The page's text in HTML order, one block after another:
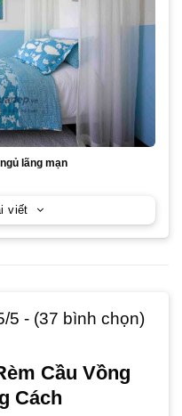
5 - (37 bình chọn)
Cầu Vồng
Cách
lãng mạn
viết